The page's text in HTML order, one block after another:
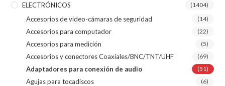
ELECTRÓNICOS (1404)
Accesorios de video-cámaras de seguridad (14)
Accesorios para computador (22)
Accesorios para medición (5)
Accesorios y conectores Coaxiales/BNC/TNT/UHF (69)
Adaptadores para conexión de audio (51)
Agujas para tocadiscos (6)